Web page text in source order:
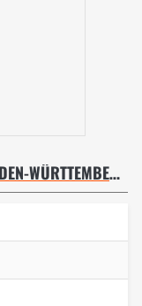
TCR GERMANY HOCKENHEIMRING BADEN-WÜRTTEMBERG 2021